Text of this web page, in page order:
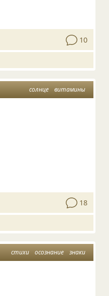
10
солнце витамины
18
стихи осознание знаки